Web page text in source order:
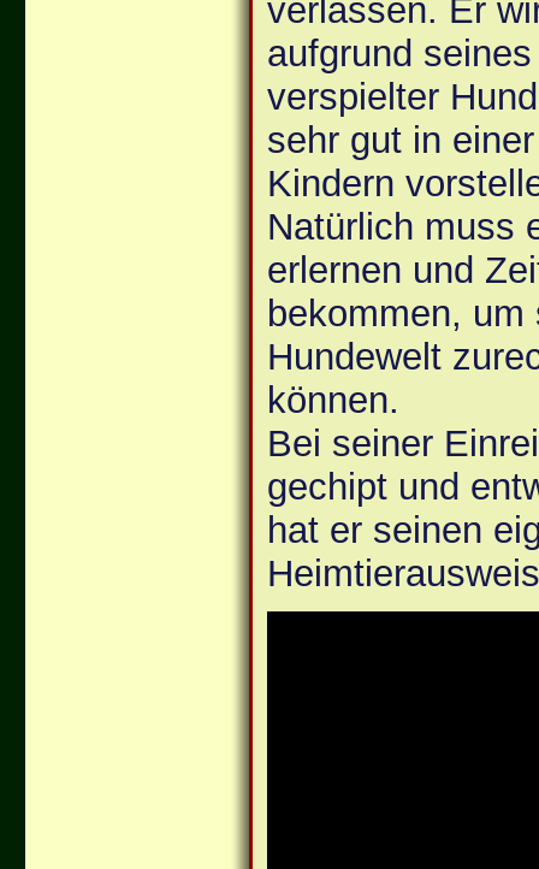
verlassen. Er
aufgrund
verspielter
sehr gut in
Kindern
Natürlich muss
erlernen und
bekommen,
Hundewelt
können.
Bei seiner
gechipt und
hat er seinen